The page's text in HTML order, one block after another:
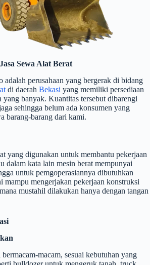
Sewa Alat Berat
adalah perusahaan yang bergerak di bidang
di daerah Bekasi yang memiliki persediaan
yang banyak. Kuantitas tersebut dibarengi
sehingga belum ada konsumen yang
barang-barang dari kami.
yang digunakan untuk membantu pekerjaan
dalam kata lain mesin berat mempunyai
untuk pemgoperasiannya dibutuhkan
mampu mengerjakan pekerjaan konstruksi
mustahil dilakukan hanya dengan tangan
macam, sesuai kebutuhan yang